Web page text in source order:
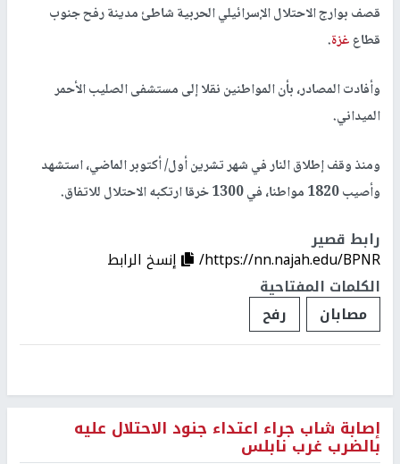
قصف بوارج الاحتلال الإسرائيلي الحربية شاطئ مدينة رفح جنوب
قطاعغزة.
وأفادت المصادر، بأن المواطنين نقلا إلى مستشفى الصليب الأحمر
الميداني.
ومنذ وقف إطلاق النار في شهر تشرين أول/ أكتوبر الماضي، استشهد
وأصيب 1820 مواطنا، في 1300 خرقا ارتكبه الاحتلال للاتفاق.
رابط قصير
https://nn.najah.edu/BPNR/
إنسخ الرابط
الكلمات المفتاحية
مصابان
رفح
إصابة شاب جراء اعتداء جنود الاحتلال عليه
بالضرب غرب نابلس